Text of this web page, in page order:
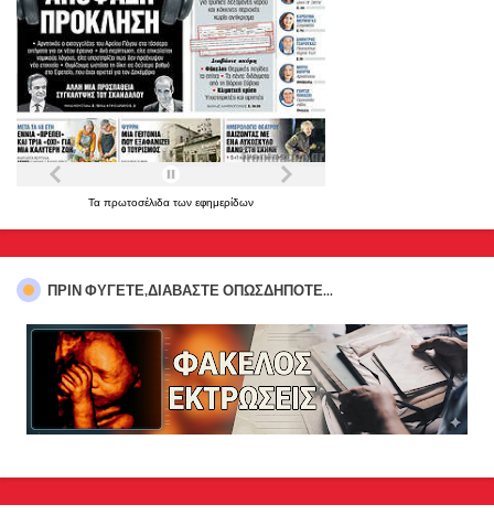
Τα πρωτοσέλιδα των εφημερίδων
ΠΡΊΝ ΦΎΓΕΤΕ,ΔΙΑΒΆΣΤΕ ΟΠΩΣΔΉΠΟΤΕ...